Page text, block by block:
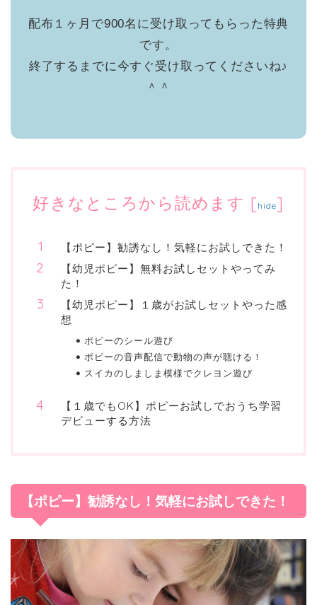
配布１ヶ月で900名に受け取ってもらった特典
です。
終了するまでに今すぐ受け取ってくださいね♪
＾＾
好きなところから読めます [ hide]
【ポピー】勧誘なし！気軽にお試しできた！
【幼児ポピー】無料お試しセットやってみ
た！
【幼児ポピー】１歳がお試しセットやった感
想
ポピーのシール遊び
ポピーの音声配信で動物の声が聴ける！
スイカのしましま模様でクレヨン遊び
【１歳でもOK】ポピーお試しでおうち学習
デビューする方法
【ポピー】勧誘なし！気軽にお試しできた！